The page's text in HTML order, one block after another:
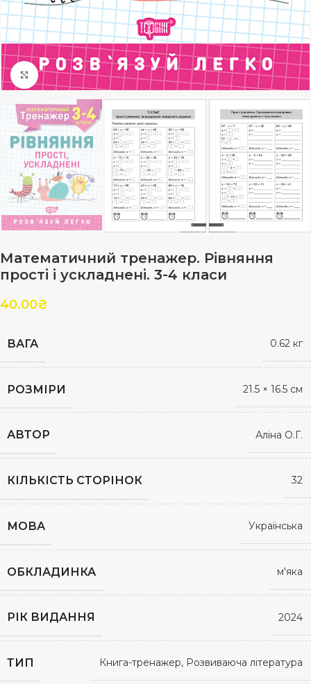
Клацніть, щоб збільшити
Математичний тренажер. Рівняння
прості і ускладнені. 3-4 класи
40.00₴
ВАГА 0.62 кг
РОЗМІРИ 21.5 × 16.5 см
АВТОР Аліна О.Г.
КІЛЬКІСТЬ СТОРІНОК 32
МОВА Українська
ОБКЛАДИНКА м'яка
РІК ВИДАННЯ 2024
ТИП Книга-тренажер, Розвиваюча література